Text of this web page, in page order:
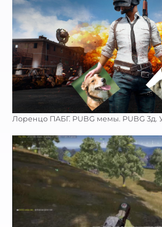
Лоренцо ПАБГ. PUBG мемы. PUBG 3д.